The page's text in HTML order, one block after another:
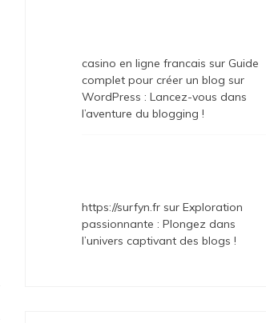
casino en ligne francais sur Guide
complet pour créer un blog sur
WordPress : Lancez-vous dans
l’aventure du blogging !
https://surfyn.fr surExploration
passionnante : Plongez dans
l’univers captivant des blogs !